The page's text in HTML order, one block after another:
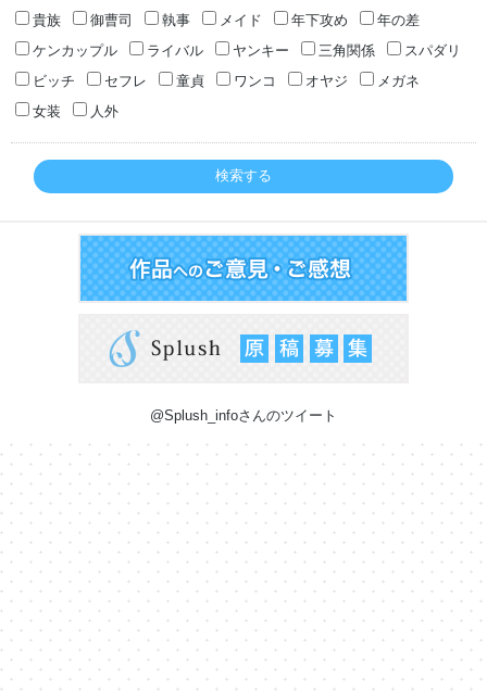
貴族
御曹司 執事 メイド 年下攻め
年の差
ケンカップル
ライバル ヤンキー 三角関係
スパダリ
ビッチ
セフレ 童貞 ワンコ オヤジ
メガネ
女装
人外
検索する
@Splush_infoさんのツイート